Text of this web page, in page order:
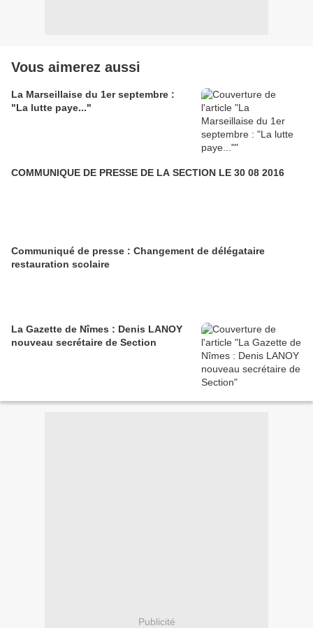
Vous aimerez aussi
La Marseillaise du 1er septembre :
"La lutte paye..."
COMMUNIQUE DE PRESSE DE LA SECTION LE 30 08 2016
Communiqué de presse : Changement de délégataire
restauration scolaire
La Gazette de Nîmes : Denis LANOY
nouveau secrétaire de Section
Publicité